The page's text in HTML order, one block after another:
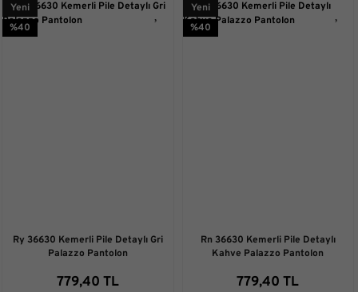
Yeni
%40
Ry 36630 Kemerli Pile Detaylı Gri
Palazzo Pantolon
779,40 TL
Yeni
%40
Rn 36630 Kemerli Pile Detaylı
Kahve Palazzo Pantolon
779,40 TL